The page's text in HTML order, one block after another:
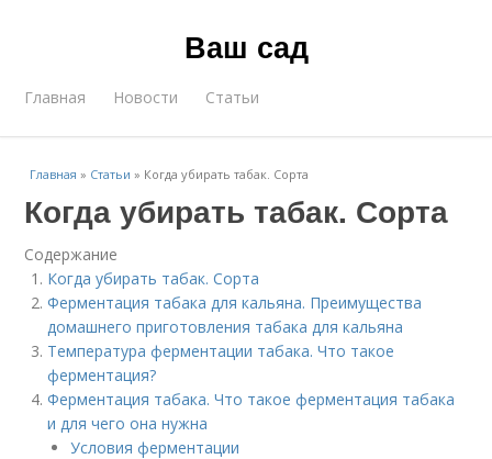
Ваш сад
Главная Новости Статьи
Главная » Статьи » Когда убирать табак. Сорта
Когда убирать табак. Сорта
Содержание
Когда убирать табак. Сорта
Ферментация табака для кальяна. Преимущества
домашнего приготовления табака для кальяна
Температура ферментации табака. Что такое
ферментация?
Ферментация табака. Что такое ферментация табака
и для чего она нужна
Условия ферментации